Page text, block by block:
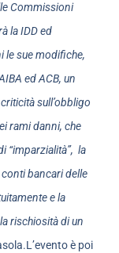
Commissioni
la IDD ed
le sue modifiche,
IBA ed ACB, un
sull’obbligo
rami danni, che
“imparzialità”, la
bancari delle
e la
rischiosità di un
è poi